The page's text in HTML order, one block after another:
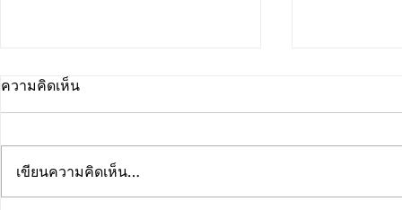
ความคิดเห็น
เขียนความคิดเห็น…